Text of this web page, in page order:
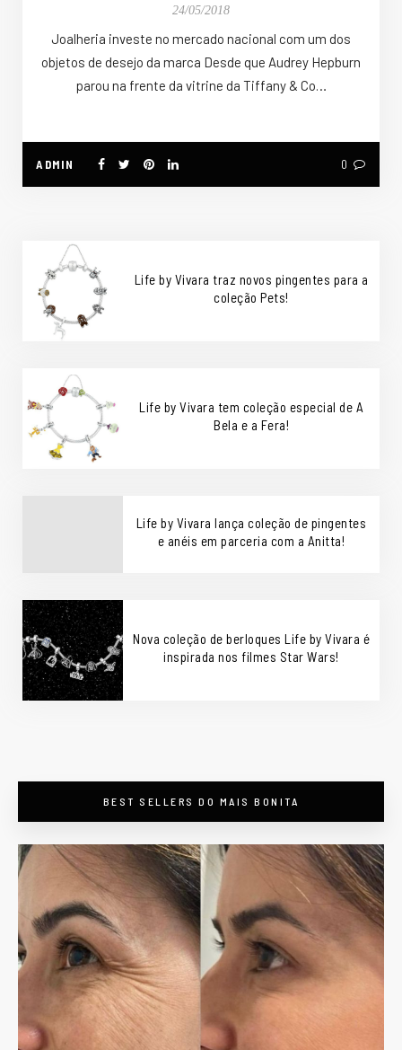
24/05/2018
Joalheria investe no mercado nacional com um dos
objetos de desejo da marca Desde que Audrey Hepburn
parou na frente da vitrine da Tiffany & Co…
ADMIN 0
Life by Vivara traz novos pingentes para a
coleção Pets!
Life by Vivara tem coleção especial de A
Bela e a Fera!
Life by Vivara lança coleção de pingentes
e anéis em parceria com a Anitta!
Nova coleção de berloques Life by Vivara é
inspirada nos filmes Star Wars!
BEST SELLERS DO MAIS BONITA